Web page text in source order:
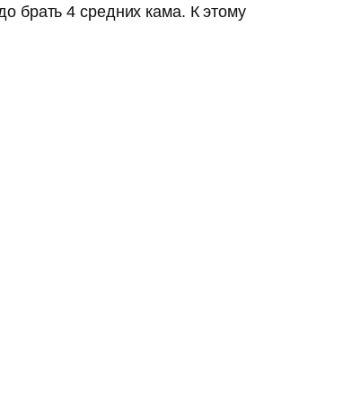
брать 4 средних кама. К этому